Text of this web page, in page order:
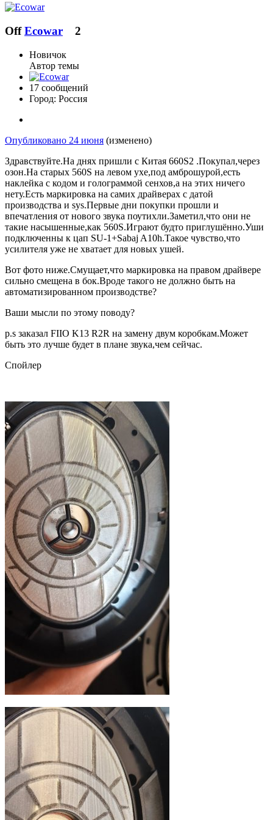
Off Ecowar 2
Новичок
Автор темы
17 сообщений
Город: Россия
Опубликовано 24 июня (изменено)
Здравствуйте.На днях пришли с Китая 660S2 .Покупал,через
озон.На старых 560S на левом ухе,под амброшурой,есть
наклейка с кодом и голограммой сенхов,а на этих ничего
нету.Есть маркировка на самих драйверах с датой
производства и sys.Первые дни покупки прошли и
впечатления от нового звука поутихли.Заметил,что они не
такие насышенные,как 560S.Играют будто приглушённо.Уши
подключенны к цап SU-1+Sabaj A10h.Такое чувство,что
усилителя уже не хватает для новых ушей.
Вот фото ниже.Смущает,что маркировка на правом драйвере
сильно смещена в бок.Вроде такого не должно быть на
автоматизированном производстве?
Ваши мысли по этому поводу?
p.s заказал FIIO K13 R2R на замену двум коробкам.Может
быть это лучше будет в плане звука,чем сейчас.
Спойлер